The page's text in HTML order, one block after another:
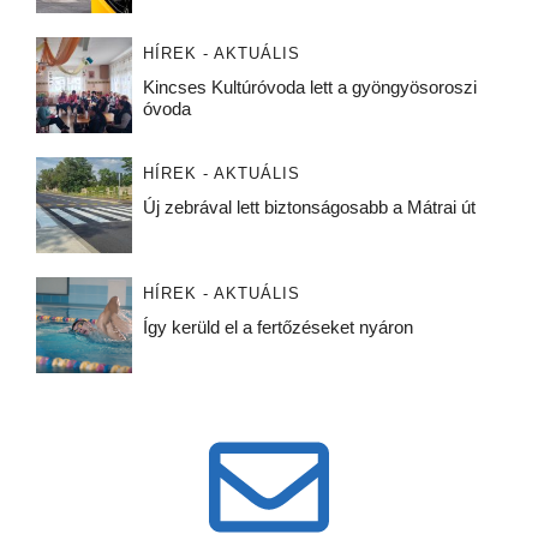
HÍREK - AKTUÁLIS
Kincses Kultúróvoda lett a gyöngyösoroszi
óvoda
HÍREK - AKTUÁLIS
Új zebrával lett biztonságosabb a Mátrai út
HÍREK - AKTUÁLIS
Így kerüld el a fertőzéseket nyáron